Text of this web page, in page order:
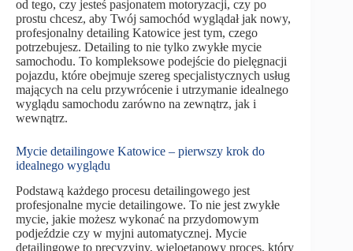
od tego, czy jesteś pasjonatem motoryzacji, czy po
prostu chcesz, aby Twój samochód wyglądał jak nowy,
profesjonalny detailing Katowice jest tym, czego
potrzebujesz. Detailing to nie tylko zwykłe mycie
samochodu. To kompleksowe podejście do pielęgnacji
pojazdu, które obejmuje szereg specjalistycznych usług
mających na celu przywrócenie i utrzymanie idealnego
wyglądu samochodu zarówno na zewnątrz, jak i
wewnątrz.
Mycie detailingowe Katowice – pierwszy krok do
idealnego wyglądu
Podstawą każdego procesu detailingowego jest
profesjonalne mycie detailingowe. To nie jest zwykłe
mycie, jakie możesz wykonać na przydomowym
podjeździe czy w myjni automatycznej. Mycie
detailingowe to precyzyjny, wieloetapowy proces, który